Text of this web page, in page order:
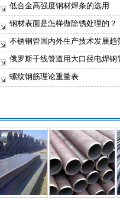
低合金高强度钢材焊条的选用
钢材表面是怎样做除锈处理的？
不锈钢管国内外生产技术发展趋
俄罗斯干线管道用大口径电焊钢
螺纹钢筋理论重量表